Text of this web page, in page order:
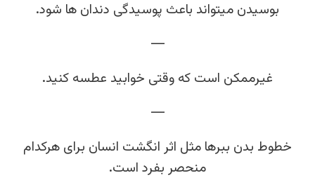
بوسیدن میتواند باعث پوسیدگی دندان ها شود.
—
غیرممکن است که وقتی خوابید عطسه کنید.
—
خطوط بدن ببرها مثل اثر انگشت انسان برای هرکدام
منحصر بفرد است.